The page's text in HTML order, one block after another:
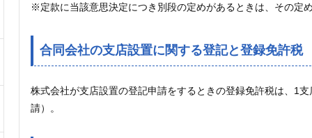
※定款に当該意思決定につき別段の定めがあるときは、その定
合同会社の支店設置に関する登記と登録免許税
株式会社が支店設置の登記申請をするときの登録免許税は、1
請）。